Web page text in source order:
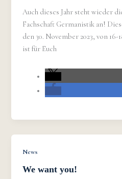
Auch dieses Jahr steht wieder
Fachschaft Germanistik an!
den 30. November 2023, von 16-
ist für Euch
News
We want you!